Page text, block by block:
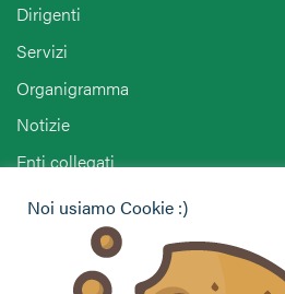
Dirigenti
Servizi
Organigramma
Notizie
Enti collegati
Agriturist Reggio Emilia
ENAPA Reggio Emilia
Noi usiamo Cookie :)